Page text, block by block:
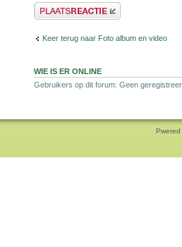
Plaats een reactie
Keer terug naar Foto album en video
WIE IS ER ONLINE
Gebruikers op dit forum: Geen